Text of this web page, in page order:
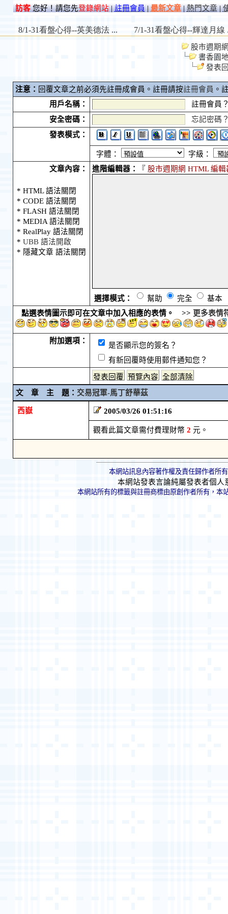
訪客您好！請您先登錄網站|註冊會員|最新文章|熱門文章|
股市週期
書香園
發表
注意： 回覆文章之前必須先註冊成會員。註冊請按註冊會員 。
用戶名稱：
註冊會員
安全密碼：
忘記密碼
發表模式：
字體：
字級：
文章內容：
* HTML 語法關閉
* CODE 語法關閉
* FLASH 語法關閉
* MEDIA 語法關閉
* RealPlay 語法關閉
* UBB 語法開啟
* 隱藏文章 語法關閉
進階編輯器： 『 股市週期網 HTML 編輯
選擇模式： 幫助 完全
基
點選表情圖示即可在文章中加入相應的表情。 >> 更多表情
附加選項：
是否顯示您的簽名？
有新回覆時使用郵件通知您？
文 章 主 題： 交易冠軍-馬丁舒華茲
西嶽 2005/03/26 01:51:16
觀看此篇文章需付費理財幣 2 元。
本網站訊息內容著作權及責任歸作者所
本網站發表言論純屬發表者個人
本網站所有的標籤與註冊商標由原創作者所有，本